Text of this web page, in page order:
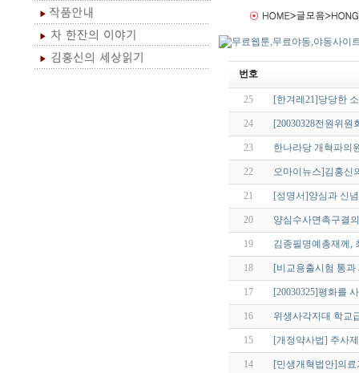
번호
25 [한겨레21]당당한
24 [20030328전원위
23 한나라당 개혁파의
22 오마이뉴스]김홍신
21 [성명서]양심과 신
20 양심수사면촉구결
19 김종필명예총재께,
18 [비교용출시험 통
17 [20030325]평화를
16 위생사각지대 학교
15 [개정약사법] 주사
14 [민생개혁법안]의